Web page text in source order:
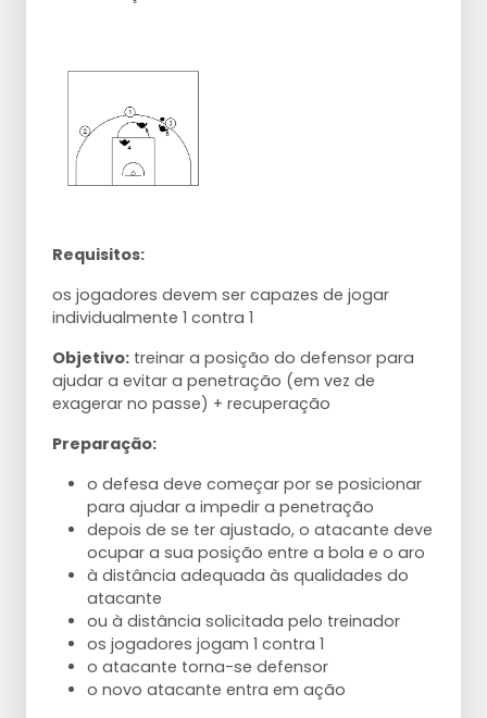
Requisitos:
os jogadores devem ser capazes de jogar
individualmente 1 contra 1
Objetivo: treinar a posição do defensor para
ajudar a evitar a penetração (em vez de
exagerar no passe) + recuperação
Preparação:
o defesa deve começar por se posicionar
para ajudar a impedir a penetração
depois de se ter ajustado, o atacante deve
ocupar a sua posição entre a bola e o aro
à distância adequada às qualidades do
atacante
ou à distância solicitada pelo treinador
os jogadores jogam 1 contra 1
o atacante torna-se defensor
o novo atacante entra em ação